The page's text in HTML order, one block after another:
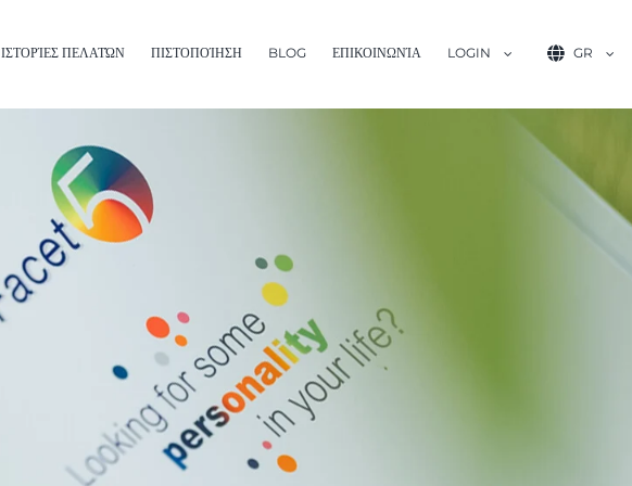
ΙΣΤΟΡΊΕΣ ΠΕΛΑΤΏΝ ΠΙΣΤΟΠΟΊΗΣΗ BLOG ΕΠΙΚΟΙΝΩΝΊΑ LOGIN GR